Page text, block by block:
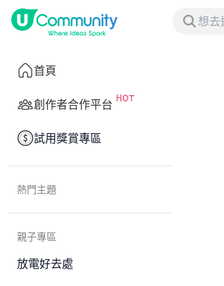
首頁
創作者合作平台
試用獎賞專區
熱門主題
親子專區
放電好去處